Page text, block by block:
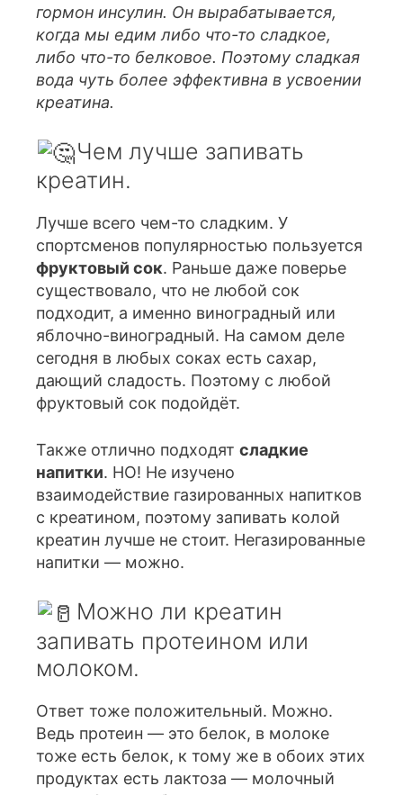
гормон инсулин. Он вырабатывается,
когда мы едим либо что-то сладкое,
либо что-то белковое. Поэтому сладкая
вода чуть более эффективна в усвоении
креатина.
Чем лучше запивать
креатин.
Лучше всего чем-то сладким. У
спортсменов популярностью пользуется
фруктовый сок. Раньше даже поверье
существовало, что не любой сок
подходит, а именно виноградный или
яблочно-виноградный. На самом деле
сегодня в любых соках есть сахар,
дающий сладость. Поэтому с любой
фруктовый сок подойдёт.
Также отлично подходят сладкие
напитки. НО! Не изучено
взаимодействие газированных напитков
с креатином, поэтому запивать колой
креатин лучше не стоит. Негазированные
напитки — можно.
Можно ли креатин
запивать протеином или
молоком.
Ответ тоже положительный. Можно.
Ведь протеин — это белок, в молоке
тоже есть белок, к тому же в обоих этих
продуктах есть лактоза — молочный